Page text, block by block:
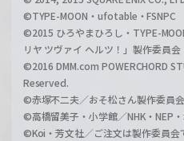
©TYPE-MOON・ufotable・FSNPC
©2015 ひろやまひろし・TYPE-
リヤ ツヴァイ ヘルツ！」製作委員会
©2016 DMM.com POWERCHORD
Reserved.
©赤塚不二夫／おそ松さん製作委員会
©高橋留美子・小学館／NHK・NEP
©Koi・芳文社／ご注文は製作委員会